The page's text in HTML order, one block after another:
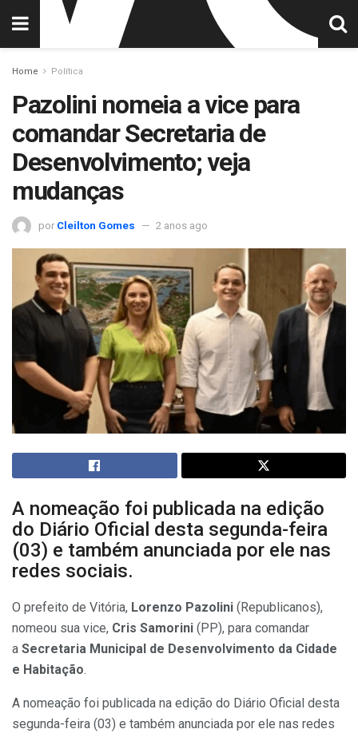
Home Política
Pazolini nomeia a vice para
comandar Secretaria de
Desenvolvimento; veja
mudanças
por Cleilton Gomes 2 anos ago
A nomeação foi publicada na edição
do Diário Oficial desta segunda-feira
(03) e também anunciada por ele nas
redes sociais.
O prefeito de Vitória, Lorenzo Pazolini (Republicanos),
nomeou sua vice, Cris Samorini (PP), para comandar
a Secretaria Municipal de Desenvolvimento da Cidade
e Habitação.
A nomeação foi publicada na edição do Diário Oficial desta
segunda-feira (03) e também anunciada por ele nas redes